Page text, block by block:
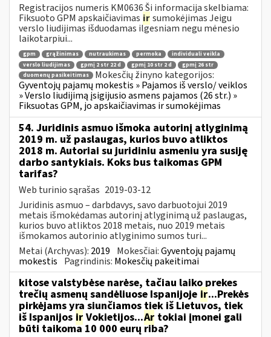
Registracijos numeris KM0636 Ši informacija skelbiama:
Fiksuoto GPM apskaičiavimas irsumokėjimas Jeigu
verslo liudijimas išduodamas ilgesniam negu mėnesio
laikotarpiui...
gpm grąžinimas nutraukimas permoka
individuali veikla
verslo liudijimas
gpmį 2 str 22 d gpmį 10 str 2 d
gpmį 26 str
duomenų pasikeitimas
Mokesčių žinyno kategorijos:
Gyventojų pajamų mokestis » Pajamos iš verslo/ veiklos
» Verslo liudijimą įsigijusio asmens pajamos (26 str.) »
Fiksuotas GPM, jo apskaičiavimas ir sumokėjimas
54. Juridinis asmuo išmoka autorinį atlyginimą
2019 m. už paslaugas, kurios buvo atliktos
2018 m. Autoriai su juridiniu asmeniu yra susiję
darbo santykiais. Koks bus taikomas GPM
tarifas?
Web turinio sąrašas 2019-03-12
Juridinis asmuo – darbdavys, savo darbuotojui 2019
metais išmokėdamas autorinį atlyginimą už paslaugas,
kurios buvo atliktos 2018 metais, nuo 2019 metais
išmokamos autorinio atlyginimo sumos turi...
Metai (Archyvas): 2019 Mokesčiai:Gyventojų pajamų
mokestis Pagrindinis: Mokesčių pakeitimai
kitose valstybėse narėse, tačiau laiko prekes
trečių asmenų sandėliuose Ispanijoje ir...Prekės
pirkėjams yra siunčiamos tiek iš Lietuvos, tiek
iš Ispanijos ir Vokietijos...Ar tokiai įmonei gali
būti taikoma 10 000 eurų riba?